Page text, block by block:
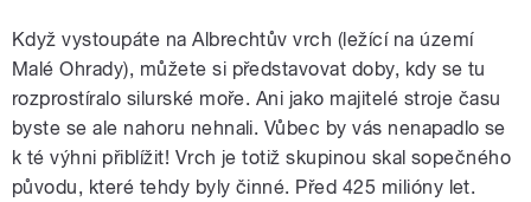
Když vystoupáte na Albrechtův vrch (ležící na území
Malé Ohrady), můžete si představovat doby, kdy se tu
rozprostíralo silurské moře. Ani jako majitelé stroje času
byste se ale nahoru nehnali. Vůbec by vás nenapadlo se
k té výhni přiblížit! Vrch je totiž skupinou skal sopečného
původu, které tehdy byly činné. Před 425 milióny let.